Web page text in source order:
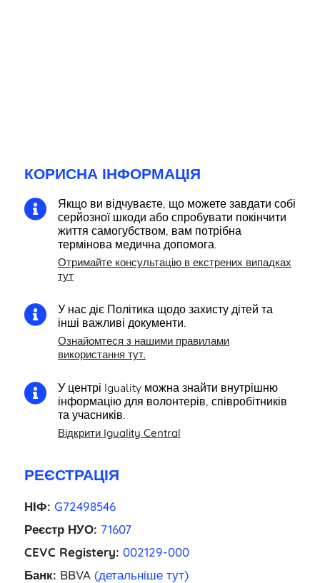
КОРИСНА ІНФОРМАЦІЯ

Якщо ви відчуваєте, що можете завдати собі
серйозної шкоди або спробувати покінчити
життя самогубством, вам потрібна
термінова медична допомога.
Отримайте консультацію в екстрених випадках
тут

У нас діє Політика щодо захисту дітей та
інші важливі документи.
Ознайомтеся з нашими правилами
використання тут.

У центрі Iguality можна знайти внутрішню
інформацію для волонтерів, співробітників
та учасників.
Відкрити Iguality Central
РЕЄСТРАЦІЯ
НІФ: G72498546
Реєстр НУО: 71607
CEVC Registery: 002129-000
Банк: BBVA (детальніше тут)